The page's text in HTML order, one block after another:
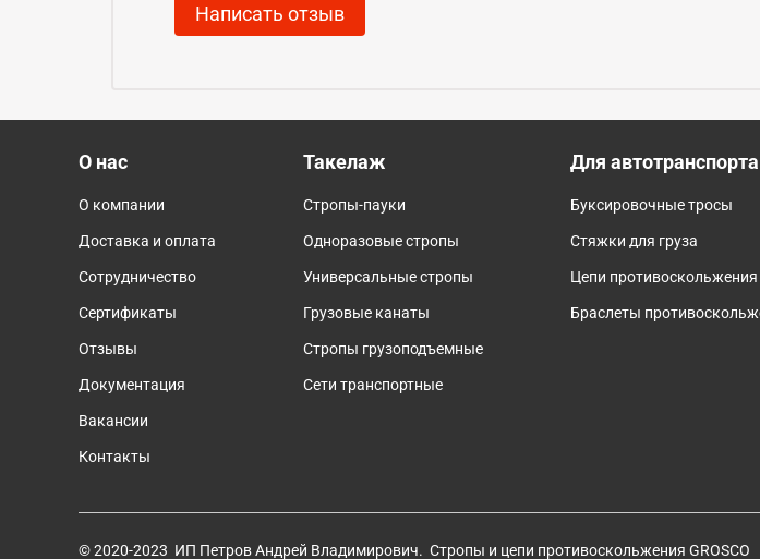
Написать отзыв
О нас
О компании
Доставка и оплата
Сотрудничество
Сертификаты
Отзывы
Документация
Вакансии
Контакты
Такелаж
Стропы-пауки
Одноразовые стропы
Универсальные стропы
Грузовые канаты
Cтропы грузоподъемные
Сети транспортные
Для автотранспорта
Буксировочные тросы
Стяжки для груза
Цепи противоскольжения
Браслеты
© 2020-2023 ИП Петров Андрей Владимирович. Стропы и цепи противоскольжения GROSCO